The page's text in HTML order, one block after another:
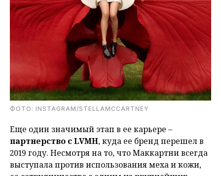
ФОТО: INSTAGRAM/STELLAMCCARTNEY
Еще один значимый этап в ее карьере –
партнерство с LVMH, куда ее бренд перешел в
2019 году. Несмотря на то, что Маккартни всегда
выступала против использования меха и кожи,